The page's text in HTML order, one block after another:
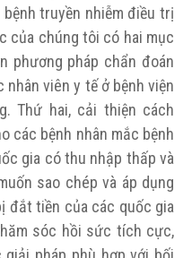
truyền nhiễm điều trị
của chúng tôi có hai mục
phương pháp chẩn đoán
viên y tế ở bệnh viện
Thứ hai, cải thiện cách
các bệnh nhân mắc bệnh
gia có thu nhập thấp và
sao chép và áp dụng
đắt tiền của các quốc gia
sóc hồi sức tích cực,